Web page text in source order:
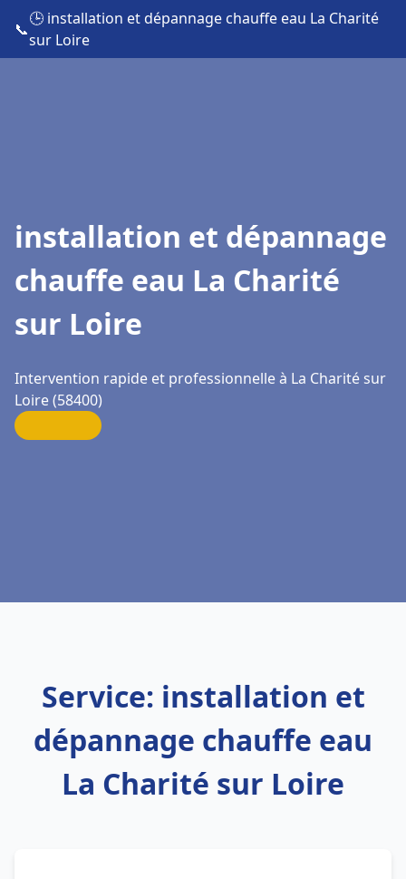
📞
🕒 installation et dépannage chauffe eau La Charité
sur Loire
installation et dépannage
chauffe eau La Charité
sur Loire
Intervention rapide et professionnelle à La Charité sur
Loire (58400)
Service: installation et
dépannage chauffe eau
La Charité sur Loire